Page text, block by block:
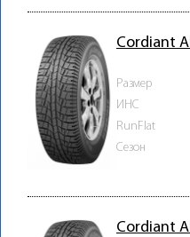
Cordiant
Размер
ИНС
RunFlat
Сезон
Cordiant